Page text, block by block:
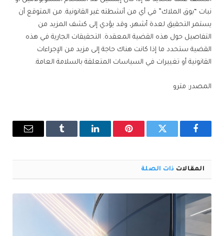
نبات “بوق الملاك” في أي من أنشطته غير القانونية. من المتوقع أن
يستمر التحقيق لعدة أشهر، وقد يؤدي إلى كشف المزيد من
التفاصيل حول هذه القضية المعقدة. التحقيقات الجارية في هذه
القضية ستحدد ما إذا كانت هناك حاجة إلى مزيد من الإجراءات
القانونية أو تغييرات في السياسات المتعلقة بالسلامة العامة.
المصدر: مترو
فيسبوك تويتر بينتيريستلينكدإن Tumblr
البريد
المقالات ذات الصلة